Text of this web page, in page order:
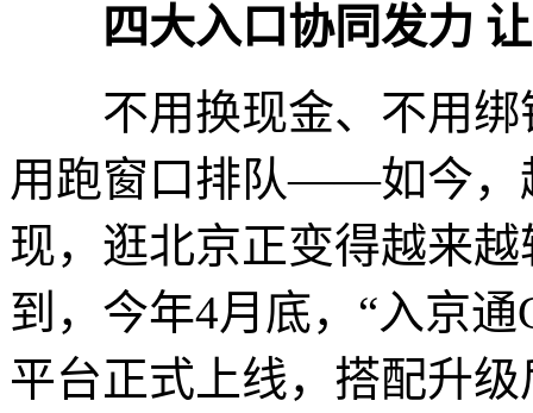
四大入口协同发力
不用换现金、不用绑
用跑窗口排队——如今，
现，逛北京正变得越来
到，今年4月底，“入京
平台正式上线，搭配升